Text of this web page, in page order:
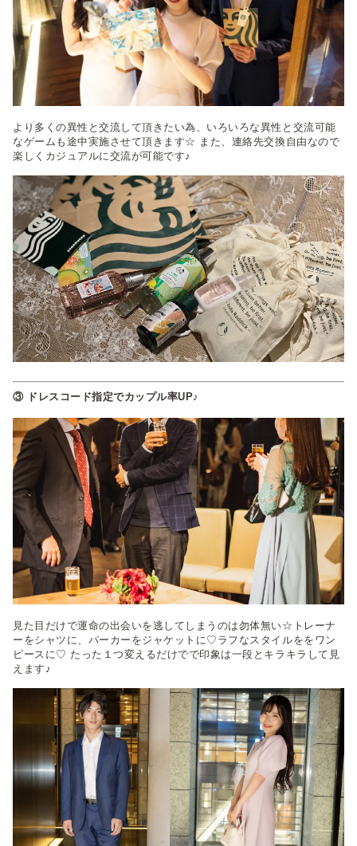
より多くの異性と交流して頂きたい為、いろいろな異性と交流可能
なゲームも途中実施させて頂きます☆ また、連絡先交換自由なので
楽しくカジュアルに交流が可能です♪
③ ドレスコード指定でカップル率UP♪
見た目だけで運命の出会いを逃してしまうのは勿体無い☆トレーナ
ーをシャツに、パーカーをジャケットに♡ラフなスタイルををワン
ピースに♡ たった１つ変えるだけでで印象は一段とキラキラして見
えます♪